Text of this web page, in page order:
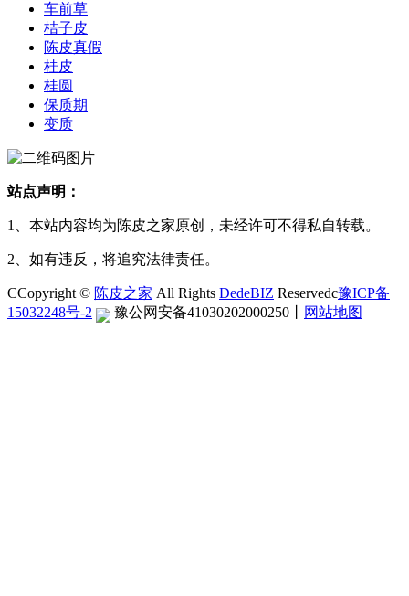
车前草
桔子皮
陈皮真假
桂皮
桂圆
保质期
变质
站点声明：
1、本站内容均为陈皮之家原创，未经许可不得私自转载。
2、如有违反，将追究法律责任。
CCopyright © 陈皮之家 All Rights DedeBIZ Reservedc豫ICP备
15032248号-2
豫公网安备41030202000250 网站地图